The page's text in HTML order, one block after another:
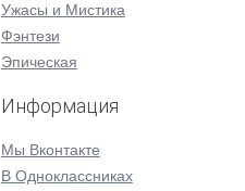
Ужасы и Мистика
Фэнтези
Эпическая
Информация
Мы Вконтакте
В Одноклассниках